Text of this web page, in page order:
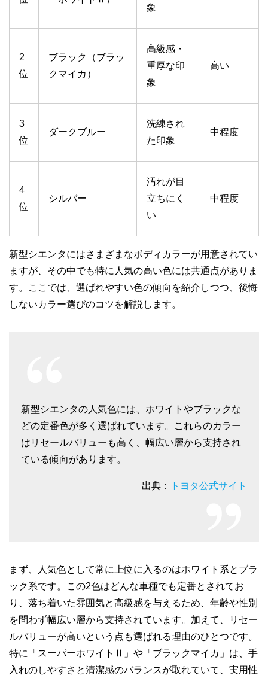
象
2
位
ブラック（ブラッ
クマイカ）
高級感・
重厚な印
象
高い
3
位
ダークブルー
洗練され
た印象
中程度
4
位
シルバー
汚れが目
立ちにく
い
中程度
新型シエンタにはさまざまなボディカラーが用意されてい
ますが、その中でも特に人気の高い色には共通点がありま
す。ここでは、選ばれやすい色の傾向を紹介しつつ、後悔
しないカラー選びのコツを解説します。
新型シエンタの人気色には、ホワイトやブラックな
どの定番色が多く選ばれています。これらのカラー
はリセールバリューも高く、幅広い層から支持され
ている傾向があります。
出典： トヨタ公式サイト
まず、人気色として常に上位に入るのはホワイト系とブラ
ック系です。この2色はどんな車種でも定番とされてお
り、落ち着いた雰囲気と高級感を与えるため、年齢や性別
を問わず幅広い層から支持されています。加えて、リセー
ルバリューが高いという点も選ばれる理由のひとつです。
特に「スーパーホワイトⅡ」や「ブラックマイカ」は、手
入れのしやすさと清潔感のバランスが取れていて、実用性